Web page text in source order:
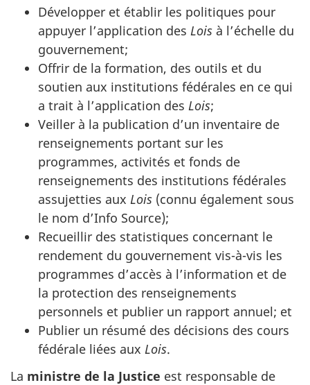
Développer et établir les politiques pour
appuyer l’application des Lois à l’échelle du
gouvernement;
Offrir de la formation, des outils et du
soutien aux institutions fédérales en ce qui
a trait à l’application des Lois;
Veiller à la publication d’un inventaire de
renseignements portant sur les
programmes, activités et fonds de
renseignements des institutions fédérales
assujetties aux Lois (connu également sous
le nom d’Info Source);
Recueillir des statistiques concernant le
rendement du gouvernement vis-à-vis les
programmes d’accès à l’information et de
la protection des renseignements
personnels et publier un rapport annuel; et
Publier un résumé des décisions des cours
fédérale liées aux Lois.
La ministre de la Justice est responsable de